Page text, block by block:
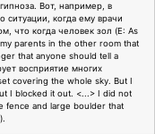
Вот, например, в
ситуации, когда ему врачи
что когда человек зол (E: As
parents in the other room that
that anyone should tell a
восприятие многих
covering the whole sky. But I
I blocked it out. <...> I did not
fence and large boulder that
).